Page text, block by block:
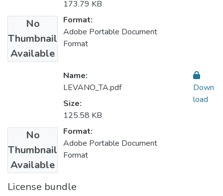
No
Thumbnail
Available
173.79 KB
Format:
Adobe Portable Document
Format
No
Thumbnail
Available
Name:
LEVANO_TA.pdf
Size:
125.58 KB
Format:
Adobe Portable Document
Format
Down
load
License bundle